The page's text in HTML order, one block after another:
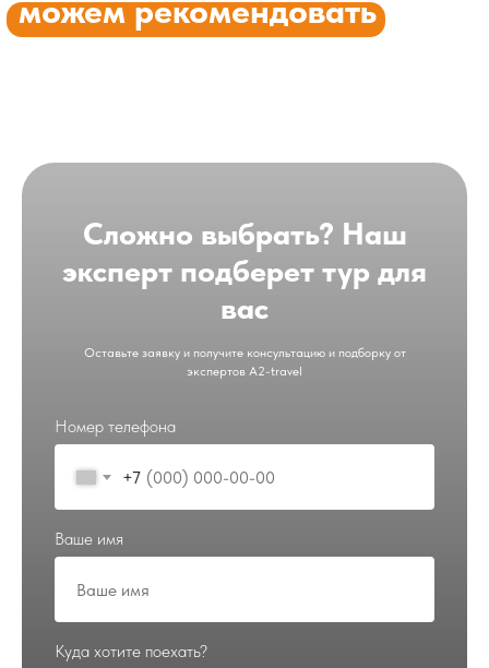
Сложно выбрать? Наш
эксперт подберет тур для
вас
Оставьте заявку и получите консультацию и подборку от
экспертов A2-travel
Номер телефона
+7
Ваше имя
Куда хотите поехать?